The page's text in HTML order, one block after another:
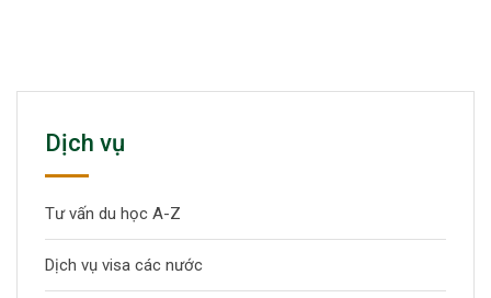
Dịch vụ
Tư vấn du học A-Z
Dịch vụ visa các nước